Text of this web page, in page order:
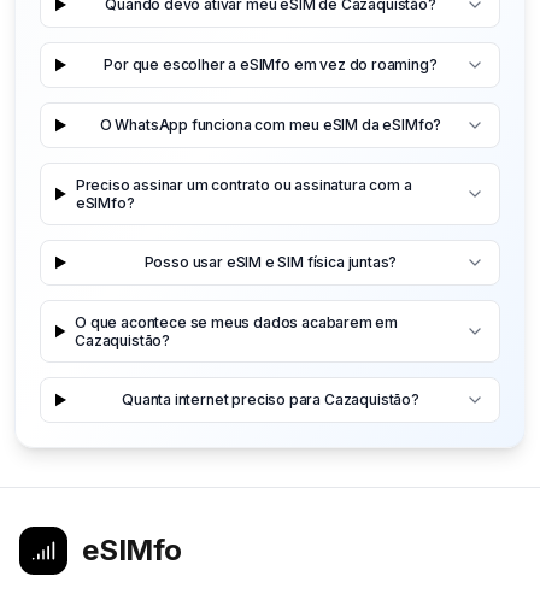
Quando devo ativar meu eSIM de Cazaquistão?
Por que escolher a eSIMfo em vez do roaming?
O WhatsApp funciona com meu eSIM da eSIMfo?
Preciso assinar um contrato ou assinatura com a
eSIMfo?
Posso usar eSIM e SIM física juntas?
O que acontece se meus dados acabarem em
Cazaquistão?
Quanta internet preciso para Cazaquistão?
eSIMfo